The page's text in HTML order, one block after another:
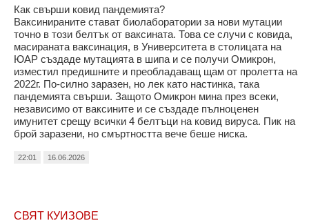
Как свърши ковид пандемията?
Ваксинираните стават биолаборатории за нови мутации
точно в този белтък от ваксината. Това се случи с ковида,
масираната ваксинация, в Университета в столицата на
ЮАР създаде мутацията в шипа и се получи Омикрон,
изместил предишните и преобладаващ щам от пролетта на
2022г. По-силно заразен, но лек като настинка, така
пандемията свърши. Защото Омикрон мина през всеки,
независимо от ваксините и се създаде пълноценен
имунитет срещу всички 4 белтъци на ковид вируса. Пик на
брой заразени, но смъртността вече беше ниска.
22:01 16.06.2026
СВЯТ КУИЗОВЕ